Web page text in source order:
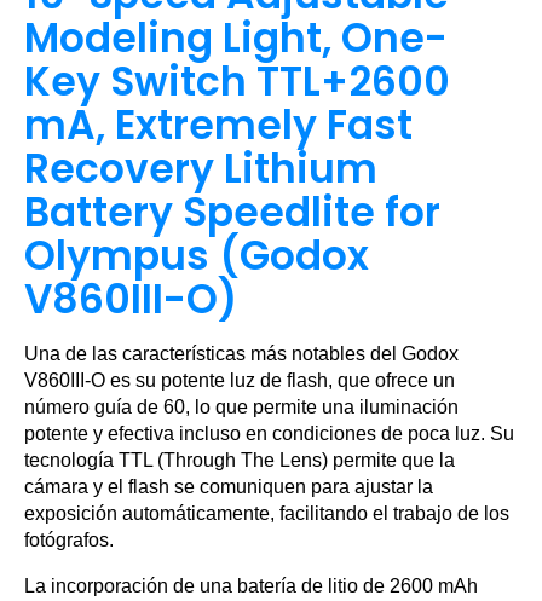
Modeling Light, One-
Key Switch TTL+2600
mA, Extremely Fast
Recovery Lithium
Battery Speedlite for
Olympus (Godox
V860III-O)
Una de las características más notables del Godox
V860III-O es su potente luz de flash, que ofrece un
número guía de 60, lo que permite una iluminación
potente y efectiva incluso en condiciones de poca luz. Su
tecnología TTL (Through The Lens) permite que la
cámara y el flash se comuniquen para ajustar la
exposición automáticamente, facilitando el trabajo de los
fotógrafos.
La incorporación de una batería de litio de 2600 mAh